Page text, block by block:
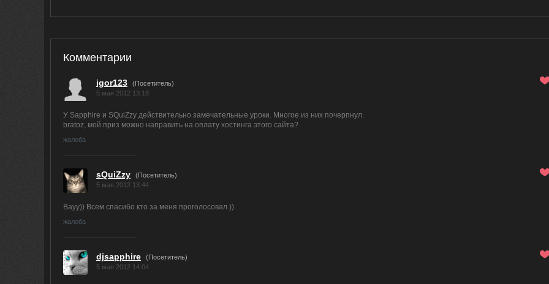
Комментарии
igor123
(Посетитель)
5 мая 2012 13:18
У Sapphire и SQuiZzy действительно замечательные уроки. Многое из них почерпнул.
bratoz, мой приз можно направить на оплату хостинга этого сайта?
жалоба
sQuiZzy
(Посетитель)
5 мая 2012 13:44
Вауу)) Всем спасибо кто за меня проголосовал ))
жалоба
djsapphire
(Посетитель)
5 мая 2012 14:04